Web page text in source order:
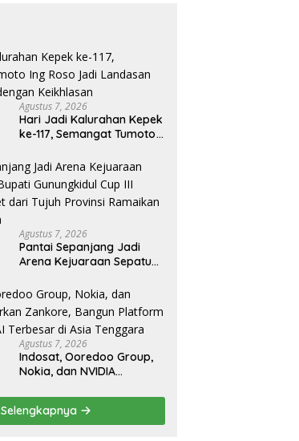
Agustus 7, 2026
Hari Jadi Kalurahan Kepek
ke-117, Semangat Tumoto
Membangun dengan
Keikhlasan
Agustus 7, 2026
Pantai Sepanjang Jadi
Arena Kejuaraan Sepatu
Cup III 2026, 458 Atlet dari
Tujuh Provinsi Ramaikan
Sport Tourism
Agustus 7, 2026
Indosat, Ooredoo Group,
Nokia, dan NVIDIA
Bangun Platform
Infrastruktur AI Terbesar di
Asia Tenggara
Selengkapnya